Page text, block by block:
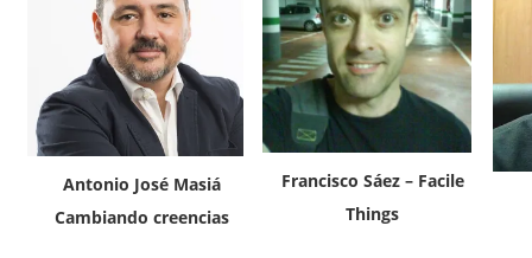
Antonio José Masiá
Cambiando creencias
Francisco Sáez – Facile
Things